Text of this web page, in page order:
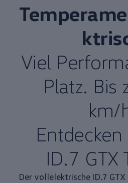
Viel
Platz. Bis
km/
ID.7 GTX
Der vollelektrische ID.7